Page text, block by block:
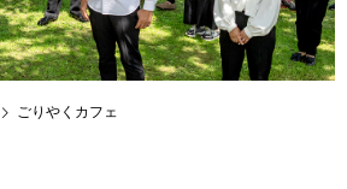
ごりやくカフェ